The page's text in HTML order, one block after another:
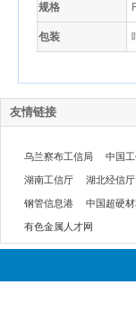
规格
包装
友情链接
乌兰察布工信局 中国
湖南工信厅 湖北经信厅
钢管信息港 中国超硬
有色金属人才网